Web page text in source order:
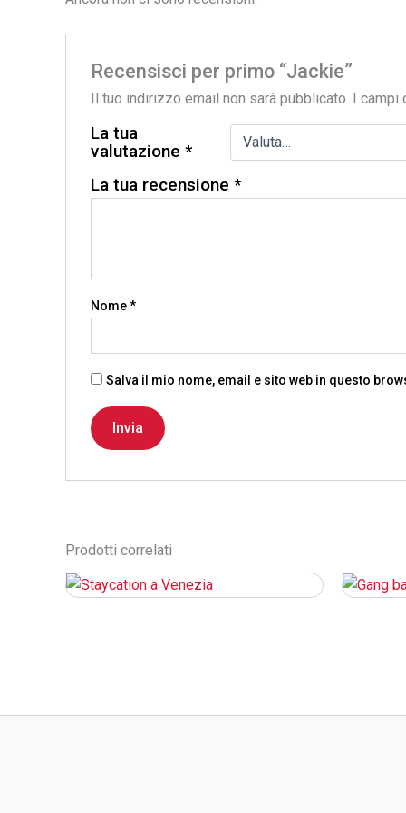
Recensisci per primo “Jackie”
Il tuo indirizzo email non sarà pubblicato. I campi
La tua
valutazione *
La tua recensione *
Nome*
Salva il mio nome, email e sito web in questo
Prodotti correlati